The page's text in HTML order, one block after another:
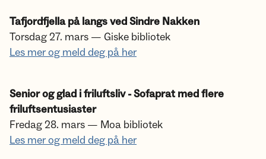
Tafjordfjella på langs ved Sindre Nakken
Torsdag 27. mars — Giske bibliotek
Les mer og meld deg på her
Senior og glad i friluftsliv - Sofaprat med flere
friluftsentusiaster
Fredag 28. mars — Moa bibliotek
Les mer og meld deg på her